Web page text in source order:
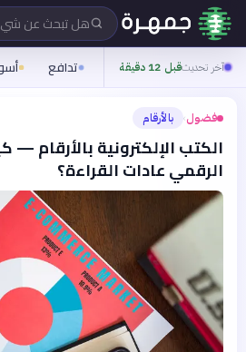
هل تبحث عن
آخر تحديثقبل 12 دقيقة تدافع
فضول› بالأرقام
الكتب الإلكترونية بالأرقام —
الرقمي عادات القراءة؟